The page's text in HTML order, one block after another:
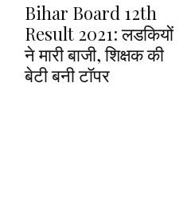
Bihar Board 12th
Result 2021: लडकियों
ने मारी बाजी, शिक्षक की
बेटी बनी टॉपर